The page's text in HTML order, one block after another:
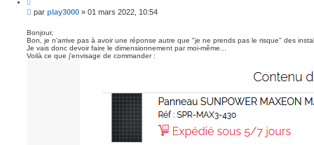
n
c
i
t
r
M
s
s
a
g
par play3000 » 01 mars 2022, 10:54
Bonjour,
Bon, je n'arrive pas à avoir une réponse autre que "je ne prends pas le risque" des
Je vais donc devoir faire le dimensionnement par moi-même...
Voilà ce que j'envisage de commander :